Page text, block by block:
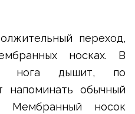
переход,
носках. В
нога дышит, по
обычный
Мембранный носок